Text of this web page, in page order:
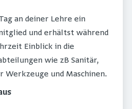
an deiner Lehre ein
und erhältst während
Einblick in die
wie zB Sanitär,
Werkzeuge und Maschinen.